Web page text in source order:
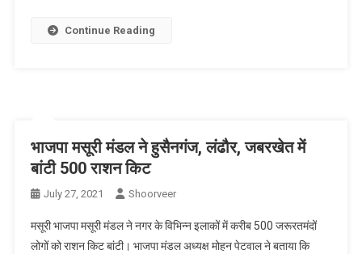
Continue Reading
भाजपा मसूरी मंडल ने हुसैनगंज, लंढौर, जबरखेत में
बांटी 500 राशन किट
July 27, 2021 Shoorveer
मसूरी भाजपा मसूरी मंडल ने नगर के विभिन्न इलाकों में करीब 500 जरूरतमंदों
लोगों को राशन किट बांटी। भाजपा मंडल अध्यक्ष मोहन पेटवाल ने बताया कि